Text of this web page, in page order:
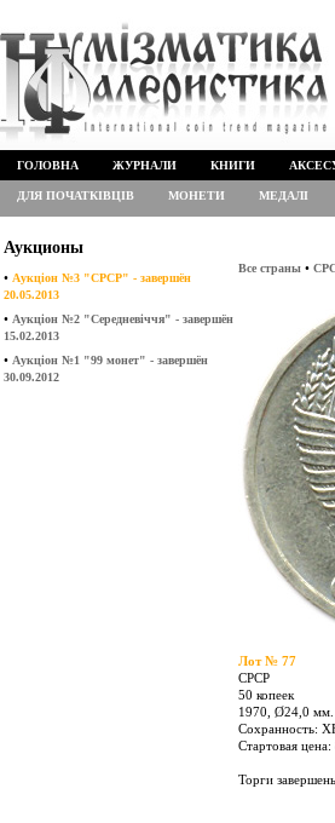
ГОЛОВНА ЖУРНАЛИ КНИГИ
ДЛЯ ПОЧАТКІВЦІВ МОНЕТИ МЕДАЛІ
Аукционы
• Аукціон №3 "СРСР" - завершён
20.05.2013
• Аукціон №2 "Середневіччя" - завершён
15.02.2013
• Аукціон №1 "99 монет" - завершён
30.09.2012
Все страны •
Лот № 77
СРСР
50 копеек
1970, Ø24,0 мм.
Сохранность:
Стартовая цена:
Торги